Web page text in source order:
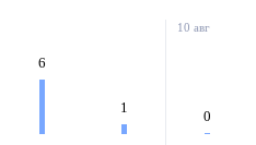
6
1
10 авг
0